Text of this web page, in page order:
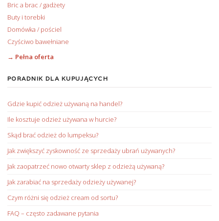
Bric a brac / gadżety
Buty i torebki
Domówka / pościel
Czyściwo bawełniane
→ Pełna oferta
PORADNIK DLA KUPUJĄCYCH
Gdzie kupić odzież używaną na handel?
Ile kosztuje odzież używana w hurcie?
Skąd brać odzież do lumpeksu?
Jak zwiększyć zyskowność ze sprzedaży ubrań używanych?
Jak zaopatrzeć nowo otwarty sklep z odzieżą używaną?
Jak zarabiać na sprzedaży odzieży używanej?
Czym różni się odzież cream od sortu?
FAQ – często zadawane pytania